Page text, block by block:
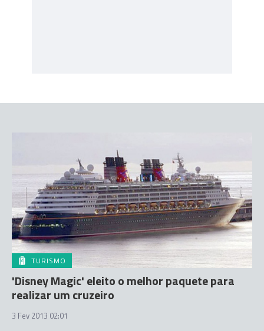
TURISMO
'Disney Magic' eleito o melhor paquete para
realizar um cruzeiro
3 Fev 2013 02:01